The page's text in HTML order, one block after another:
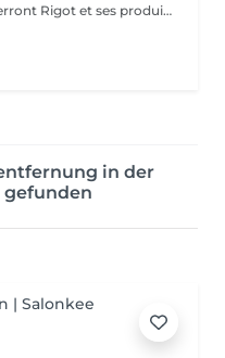
Nous utilisons la marque de cire Perront Rigot et ses produits naturels assainissant et calmant pour otpimiser le soin d'épilation.
in der
gefunden